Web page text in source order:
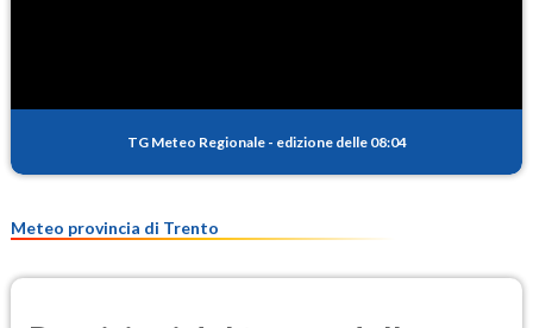
TG Meteo Regionale - edizione delle 08:04
Meteo provincia di Trento